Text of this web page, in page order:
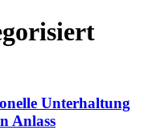
Unterhaltung
Anlass